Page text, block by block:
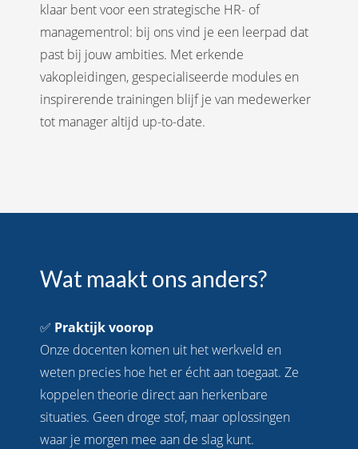
klaar bent voor een strategische HR- of
managementrol: bij ons vind je een leerpad dat
past bij jouw ambities. Met erkende
vakopleidingen, gespecialiseerde modules en
inspirerende trainingen blijf je van medewerker
tot manager altijd up-to-date.
Wat maakt ons anders?
✅ Praktijk voorop
Onze docenten komen uit het werkveld en
weten precies hoe het er écht aan toegaat. Ze
koppelen theorie direct aan herkenbare
situaties. Geen droge stof, maar oplossingen
waar je morgen mee aan de slag kunt.